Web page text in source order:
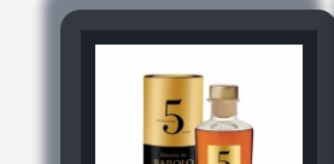
Default
Default